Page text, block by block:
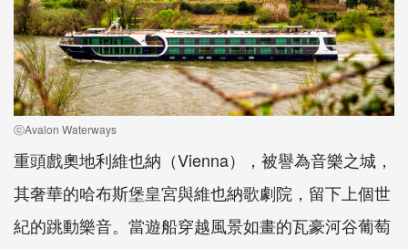
ⓒAvalon Waterways
重頭戲奧地利維也納（Vienna），被譽為音樂之城，
其奢華的哈布斯堡皇宮與維也納歌劇院，留下上個世
紀的跳動樂音。當遊船穿越風景如畫的瓦豪河谷葡萄